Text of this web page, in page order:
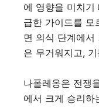
에 영향을 미치기
급한 가이드를 모
면 의식 단계에서
은 무거워지고,
나폴레옹은 전쟁
에서 크게 승리하